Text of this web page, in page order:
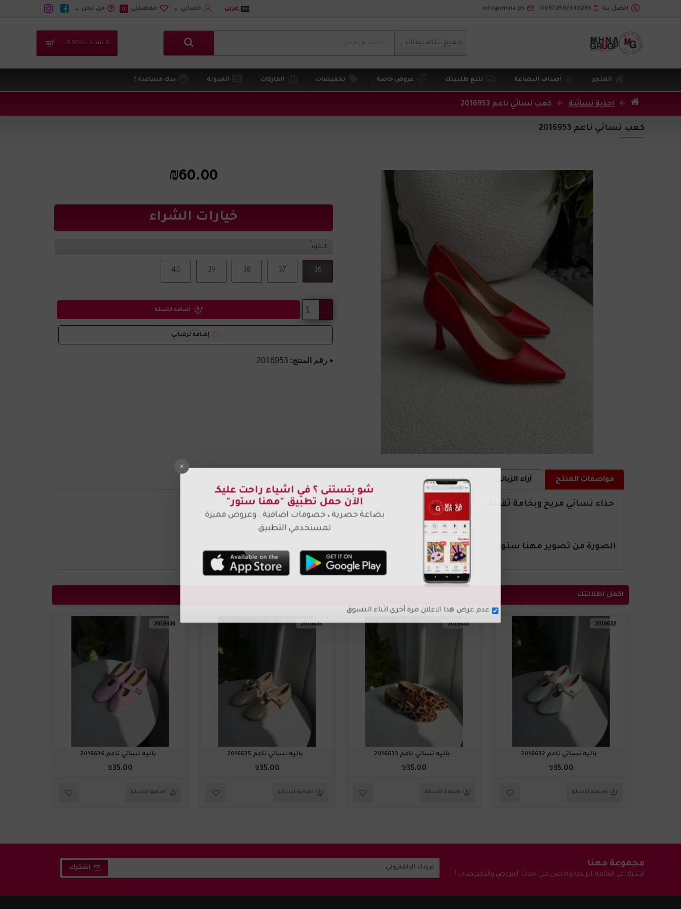
اتصل بنا 00972597330283
info@mhna.ps عربي حسابي مفضلتي 0 من نحن
جميع التصنيفات 0 منتجات - ₪0.00
المتجر اصناف البضاعة تتبع طلبيتك عروض خاصة تخفيضات الماركات المدونة بدك مساعدة ؟
احذية نسائية كعب نسائي ناعم 2016953
كعب نسائي ناعم 2016953
رقم المنتج: 2016953
₪60.00
خيارات الشراء
النمرة
36
37
38
39
40
اضافة للسلة
إضافة لرغباتي
مواصفات المنتج آراء الزبائن كيف اشتري ؟
حذاء نسائي مريح وبخامة ثقيلة
الصورة من تصوير مهنا ستور
اكمل اطلالتك
2016632
باليه نسائي ناعم 2016632
₪35.00
اضافة للسلة
2016633
باليه نسائي ناعم 2016633
₪35.00
اضافة للسلة
2016635
باليه نسائي ناعم 2016635
₪35.00
اضافة للسلة
2016636
باليه نسائي ناعم 2016636
₪35.00
اضافة للسلة
مجموعة مهنا
اشترك في القائمة البريدية واحصل على احدث العروض والتخفيضات !
اشترك